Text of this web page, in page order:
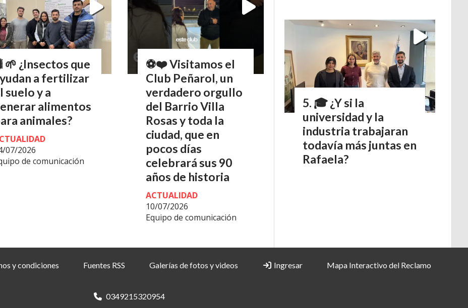
¿Insectos que
a fertilizar
suelo y a
alimentos
animales?
de comunicación
07/2026
⚽❤️ Visitamos el
Club Peñarol, un
verdadero orgullo
del Barrio Villa
Rosas y toda la
ciudad, que en
pocos días
celebrará sus 90
años de historia
Equipo de comunicación
ACTUALIDAD
10/07/2026
🎓 ¿Y si la
universidad y la
industria trabajaran
todavía más juntas en
Rafaela?
y condiciones Fuentes RSS Galerías de fotos y videos Ingresar Mapa Interactivo del Reclamo
0349215320954